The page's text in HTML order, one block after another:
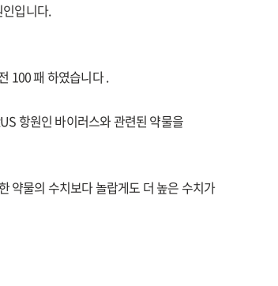
입니다.
100 패 하였습니다 .
항원인 바이러스와 관련된 약물을
약물의 수치보다 놀랍게도 더 높은 수치가